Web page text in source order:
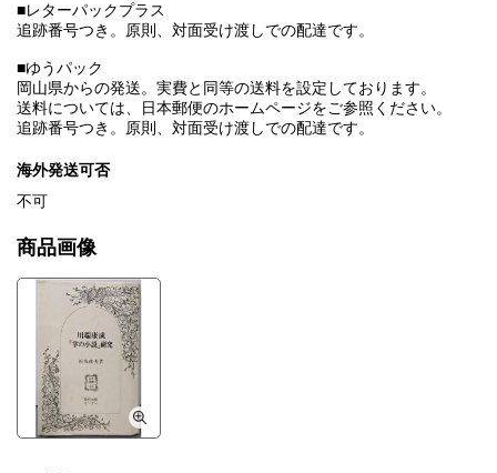
■レターパックプラス
追跡番号つき。原則、対面受け渡しでの配達です。
■ゆうパック
岡山県からの発送。実費と同等の送料を設定しております。
送料については、日本郵便のホームページをご参照ください。
追跡番号つき。原則、対面受け渡しでの配達です。
海外発送可否
不可
商品画像